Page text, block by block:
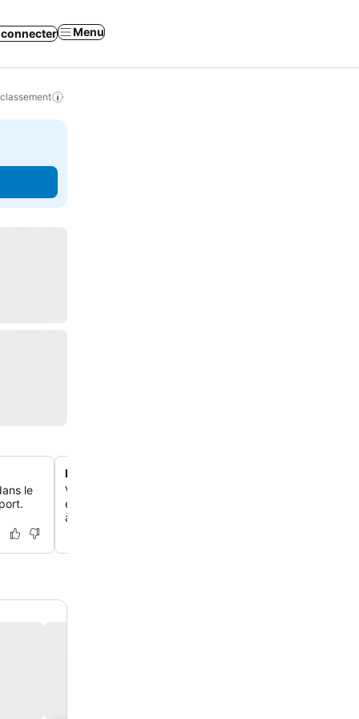
connecter Menu
le
Hébergement acceptant les animaux
Voyage avec tes animaux de compagnie, l'hôtel les
en fait un choix pratique pour les voyageurs avec leurs
à quatre pattes.